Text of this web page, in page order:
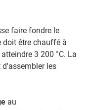
faire fondre le
doit être chauffé à
3 200 °C. La
les
au